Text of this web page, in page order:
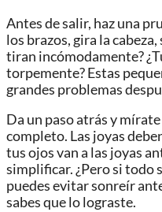
Antes de salir, haz una
los brazos, gira la
tiran incómodamente?
torpemente? Estas
grandes problemas
Da un paso atrás y
completo. Las joyas
tus ojos van a las joyas
simplificar. ¿Pero si todo
puedes evitar sonreír
sabes que lo lograste.